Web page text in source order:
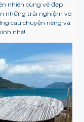
nhiên cùng vẻ đẹp
những trải nghiệm vô
câu chuyện riêng và
nhé!